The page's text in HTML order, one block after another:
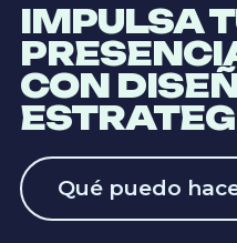
IMPULSA
CON
Qué puedo